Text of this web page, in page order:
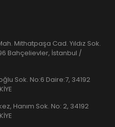
Mithatpaşa Cad. Yıldız Sok.
Bahçelievler, İstanbul /
Sok. No:6 Daire:7, 34192
Hanım Sok. No: 2, 34192